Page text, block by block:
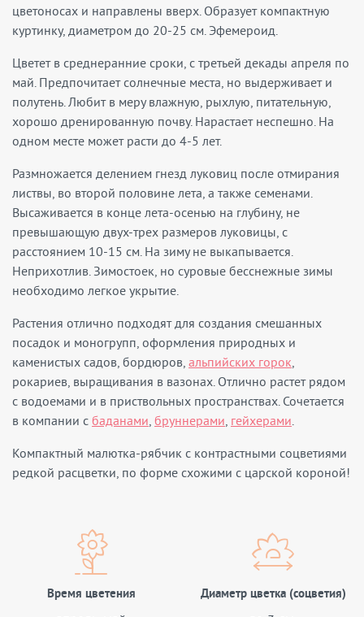
цветоносах и направлены вверх. Образует компактную
куртинку, диаметром до 20-25 см. Эфемероид.
Цветет в среднеранние сроки, с третьей декады апреля по
май. Предпочитает солнечные места, но выдерживает и
полутень. Любит в меру влажную, рыхлую, питательную,
хорошо дренированную почву. Нарастает неспешно. На
одном месте может расти до 4-5 лет.
Размножается делением гнезд луковиц после отмирания
листвы, во второй половине лета, а также семенами.
Высаживается в конце лета-осенью на глубину, не
превышающую двух-трех размеров луковицы, с
расстоянием 10-15 см. На зиму не выкапывается.
Неприхотлив. Зимостоек, но суровые бесснежные зимы
необходимо легкое укрытие.
Растения отлично подходят для создания смешанных
посадок и моногрупп, оформления природных и
каменистых садов, бордюров, альпийских горок,
рокариев, выращивания в вазонах. Отлично растет рядом
с водоемами и в приствольных пространствах. Сочетается
в компании с баданами, бруннерами, гейхерами.
Компактный малютка-рябчик с контрастными соцветиями
редкой расцветки, по форме схожими с царской короной!
Время цветения Диаметр цветка (соцветия)